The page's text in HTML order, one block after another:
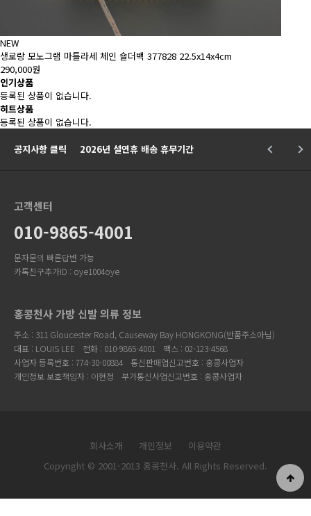
NEW
생로랑 모노그램 마틀라세 체인 숄더백 377828 22.5x14x4cm
290,000원
인기상품
등록된 상품이 없습니다.
히트상품
등록된 상품이 없습니다.
공지사항 클릭 2026년 설연휴 배송 휴무기간
고객센터
010-9865-4001
문자문의 빠른답변 가능
카톡친구추가ID : oye1004oye
홍콩천사 가방 신발 의류 정보
주소 : 311 Gloucester Road, Causeway Bay HONGKONG(반품주소아님)
대표 : LOUIS LEE
전화 : 010-9865-4001
팩스 : 02-123-4568
사업자 등록번호 : 774-30-00884
통신판매업신고번호 : 홍콩사업자
개인정보 보호책임자 : 이현정
부가통신사업신고번호 : 홍콩사업자
회사소개 개인정보
이용약관
Copyright © 2001-2013 홍콩천사. All Rights Reserved.